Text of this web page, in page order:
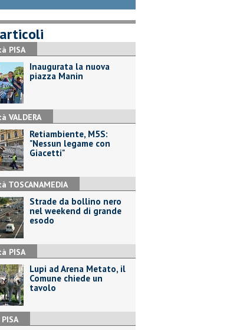
PISA
Inaugurata la nuova
piazza Manin
VALDERA
Retiambiente, M5S:
"Nessun legame con
Giacetti"
TOSCANAMEDIA
Strade da bollino nero
nel weekend di grande
esodo
PISA
Lupi ad Arena Metato, il
Comune chiede un
tavolo